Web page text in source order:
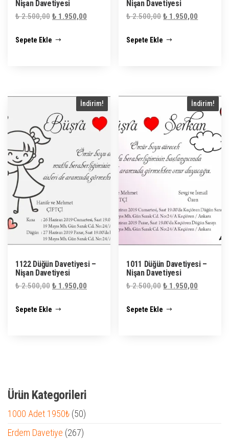
Nişan Davetiyesi
₺2.500,00 Orijinal
₺ 2.500,00.
₺ 1.950,00
Sepete Ekle
Nişan Davetiyesi
₺2.500,00 Orijinal
₺ 2.500,00.
₺ 1.950,00
Sepete Ekle
İndirim!
1122 Düğün Davetiyesi –
Nişan Davetiyesi
₺2.500,00 Orijinal
₺ 2.500,00.
₺ 1.950,00
Sepete Ekle
İndirim!
1011 Düğün Davetiyesi –
Nişan Davetiyesi
₺2.500,00 Orijinal
₺ 2.500,00.
₺ 1.950,00
Sepete Ekle
Ürün Kategorileri
1000 Adet 1950₺ 5050
ürün
Erdem Davetiye 267267